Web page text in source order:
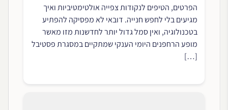
הפרטים, הטיפים לנקודות צפייה אולטימטיביות ואיך
מגיעים בלי לחפש חנייה. דובאי לא מפסיקה להפתיע
בטכנולוגיה, ואין סמל גדול יותר לחדשנות מזו מאשר
מופע הרחפנים היומי הענקי שמתקיים במסגרת פסטיבל
[…]